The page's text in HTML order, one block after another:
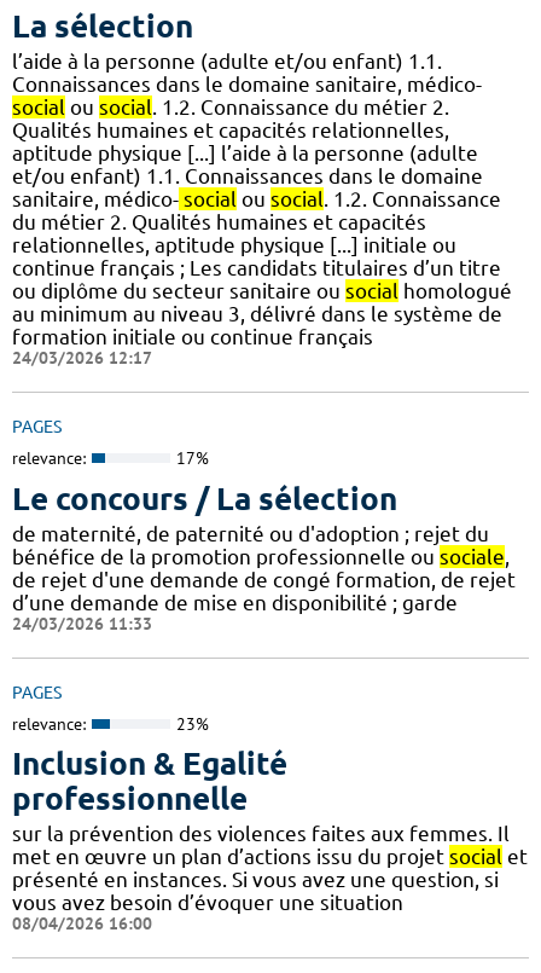
La sélection
l’aide à la personne (adulte et/ou enfant) 1.1.
Connaissances dans le domaine sanitaire, médico-
social ou social. 1.2. Connaissance du métier 2.
Qualités humaines et capacités relationnelles,
aptitude physique [...] l’aide à la personne (adulte
et/ou enfant) 1.1. Connaissances dans le domaine
sanitaire, médico- social ou social. 1.2. Connaissance
du métier 2. Qualités humaines et capacités
relationnelles, aptitude physique [...] initiale ou
continue français ; Les candidats titulaires d’un titre
ou diplôme du secteur sanitaire ou social homologué
au minimum au niveau 3, délivré dans le système de
formation initiale ou continue français
24/03/2026 12:17
PAGES
relevance: 17%
Le concours / La sélection
de maternité, de paternité ou d'adoption ; rejet du
bénéfice de la promotion professionnelle ou sociale
de rejet d'une demande de congé formation, de rejet
d’une demande de mise en disponibilité ; garde
24/03/2026 11:33
PAGES
relevance: 23%
Inclusion & Egalité
professionnelle
sur la prévention des violences faites aux femmes. Il
met en œuvre un plan d’actions issu du projet social et
présenté en instances. Si vous avez une question, si
vous avez besoin d’évoquer une situation
08/04/2026 16:00